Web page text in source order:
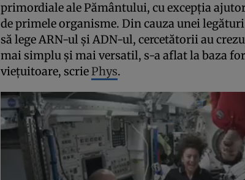
primordiale ale Pământului, cu excepţia
de primele organisme. Din cauza unei
să lege ARN-ul şi ADN-ul, cercetătorii au
mai simplu şi mai versatil, s-a aflat la baza
vieţuitoare, scriePhys.